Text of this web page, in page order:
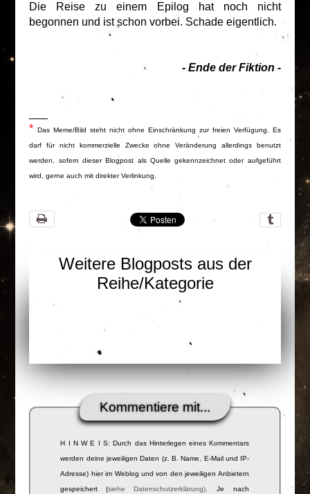
Die Reise zu einem Epilog hat noch nicht
begonnen und ist schon vorbei. Schade eigentlich.
- Ende der Fiktion -
*
Das Meme/Bild steht nicht ohne Einschränkung zur freien Verfügung. Es
darf für nicht kommerzielle Zwecke ohne Veränderung allerdings benutzt
werden, sofern dieser Blogpost als Quelle gekennzeichnet oder aufgeführt
wird, gerne auch mit direkter Verlinkung.
Weitere Blogposts aus der
Reihe/Kategorie
Kommentiere mit...
H I N W E I S: Durch das Hinterlegen eines Kommentars
werden deine jeweiligen Daten (z. B. Name, E-Mail und IP-
Adresse) hier im Weblog und von den jeweiligen Anbietern
gespeichert (siehe Datenschutzerklärung). Je nach